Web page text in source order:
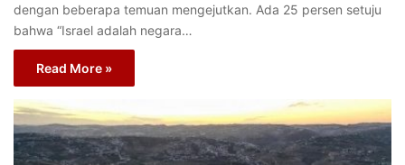
dengan beberapa temuan mengejutkan. Ada 25 persen setuju
bahwa “Israel adalah negara…
Read More »